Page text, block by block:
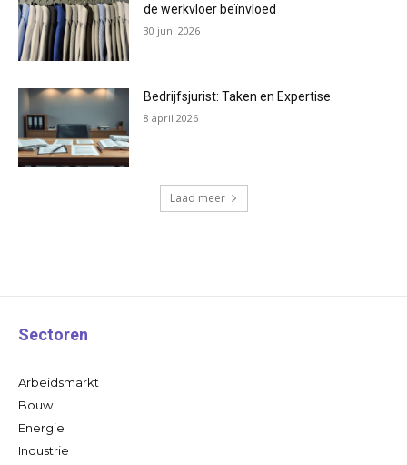
de werkvloer beïnvloed
30 juni 2026
Bedrijfsjurist: Taken en Expertise
8 april 2026
Laad meer
Sectoren
Arbeidsmarkt
Bouw
Energie
Industrie